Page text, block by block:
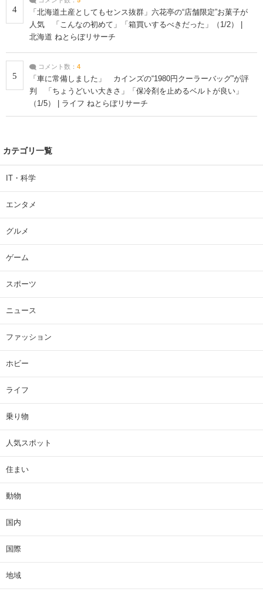
4
「北海道土産としてもセンス抜群」六花亭の“店舗限定”お菓子が
人気 「こんなの初めて」「箱買いするべきだった」（1/2） |
北海道 ねとらぼリサーチ
5
コメント数： 4
「車に常備しました」 カインズの“1980円クーラーバッグ”が評
判 「ちょうどいい大きさ」「保冷剤を止めるベルトが良い」
（1/5） | ライフ ねとらぼリサーチ
カテゴリ一覧
IT・科学
エンタメ
グルメ
ゲーム
スポーツ
ニュース
ファッション
ホビー
ライフ
乗り物
人気スポット
住まい
動物
国内
国際
地域